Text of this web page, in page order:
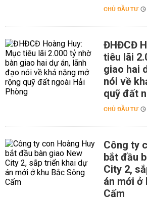
CHỦ ĐẦU TƯ
ĐHĐCĐ
tiêu lãi
giao hai
nói về
quỹ đất
CHỦ ĐẦU TƯ
Công ty
bắt đầu
City 2,
án mới ở
Cấm